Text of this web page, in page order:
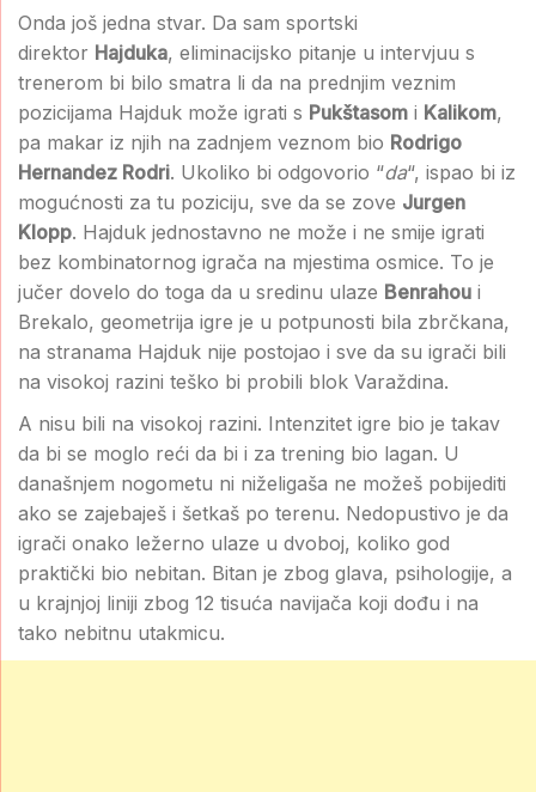
Onda još jedna stvar. Da sam sportski
direktor Hajduka, eliminacijsko pitanje u intervjuu s
trenerom bi bilo smatra li da na prednjim veznim
pozicijama Hajduk može igrati s Pukštasom i Kalikom,
pa makar iz njih na zadnjem veznom bio Rodrigo
Hernandez Rodri. Ukoliko bi odgovorio “da“, ispao bi iz
mogućnosti za tu poziciju, sve da se zove Jurgen
Klopp. Hajduk jednostavno ne može i ne smije igrati
bez kombinatornog igrača na mjestima osmice. To je
jučer dovelo do toga da u sredinu ulaze Benrahou i
Brekalo, geometrija igre je u potpunosti bila zbrčkana,
na stranama Hajduk nije postojao i sve da su igrači bili
na visokoj razini teško bi probili blok Varaždina.
A nisu bili na visokoj razini. Intenzitet igre bio je takav
da bi se moglo reći da bi i za trening bio lagan. U
današnjem nogometu ni niželigaša ne možeš pobijediti
ako se zajebaješ i šetkaš po terenu. Nedopustivo je da
igrači onako ležerno ulaze u dvoboj, koliko god
praktički bio nebitan. Bitan je zbog glava, psihologije, a
u krajnjoj liniji zbog 12 tisuća navijača koji dođu i na
tako nebitnu utakmicu.